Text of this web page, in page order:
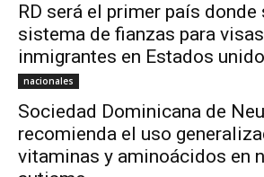
RD será el primer país donde
sistema de fianzas para
inmigrantes en Estados
nacionales
Sociedad Dominicana de
recomienda el uso
vitaminas y aminoácidos en